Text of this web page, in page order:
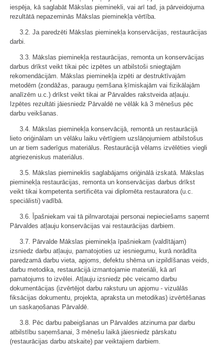
iespēja, kā saglabāt Mākslas pieminekli, vai arī tad, ja pārveidojuma
rezultātā nepazeminās Mākslas pieminekļa vērtība.
3.2. Ja paredzēti Mākslas pieminekļa konservācijas, restaurācijas
darbi.
3.3. Mākslas pieminekļa restaurācijas, remonta un konservācijas
darbus drīkst veikt tikai pēc izpētes un atbilstoši sniegtajām
rekomendācijām. Mākslas pieminekļa izpēti ar destruktīvajām
metodēm (zondāžas, paraugu ņemšana ķīmiskajām vai fizikālajām
analīzēm u.c.) drīkst veikt tikai ar Pārvaldes rakstveida atļauju.
Izpētes rezultāti jāiesniedz Pārvaldē ne vēlāk kā 3 mēnešus pēc
darbu veikšanas.
3.4. Mākslas pieminekļa konservācijā, remontā un restaurācijā
lieto oriģinālam un vēlāku laiku vērtīgiem uzslāņojumiem atbilstošus
un ar tiem saderīgus materiālus. Restaurācijā vēlams izvēlēties viegli
atgriezeniskus materiālus.
3.5. Mākslas piemineklis saglabājams oriģinālā izskatā. Mākslas
pieminekļa restaurācijas, remonta un konservācijas darbus drīkst
veikt tikai kompetenta sertificēta vai diplomēta restauratora (u.c.
speciālisti) vadībā.
3.6. Īpašniekam vai tā pilnvarotajai personai nepieciešams saņemt
Pārvaldes atļauju konservācijas vai restaurācijas darbiem.
3.7. Pārvalde Mākslas pieminekļa īpašniekam (valdītājam)
izsniedz darbu atļauju, pamatojoties uz iesniegumu, kurā norādīta
paredzamā darbu vieta, apjoms, defektu shēma un izpildīšanas veids,
darbu metodika, restaurācijā izmantojamie materiāli, kā arī
pamatojums to izvēlei. Atļauju izsniedz pēc veicamo darbu
dokumentācijas (izvērtējot darbu raksturu un apjomu - vizuālās
fiksācijas dokumentu, projekta, apraksta un metodikas) izvērtēšanas
un saskaņošanas Pārvaldē.
3.8. Pēc darbu pabeigšanas un Pārvaldes atzinuma par darbu
atbilstību saņemšanai, 3 mēnešu laikā jāiesniedz pārskatu
(restaurācijas darbu atskaite) par veiktajiem darbiem.